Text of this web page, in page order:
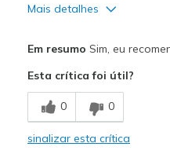
Mais detalhes
Melhores utilizações
Casual Wear
Em resumo Sim, eu
Esta crítica foi útil?
0 0
sinalizar esta crítica